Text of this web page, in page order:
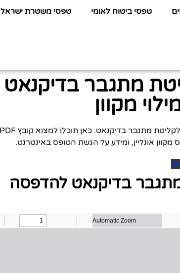
טפסי ביטוח לאומי טפסי משטרת ישראל
מתגבר בדיקנאט
מקוון
אונליין, ומידע על הגשת הטופס באינטרנט.
בדיקנאט להדפסה